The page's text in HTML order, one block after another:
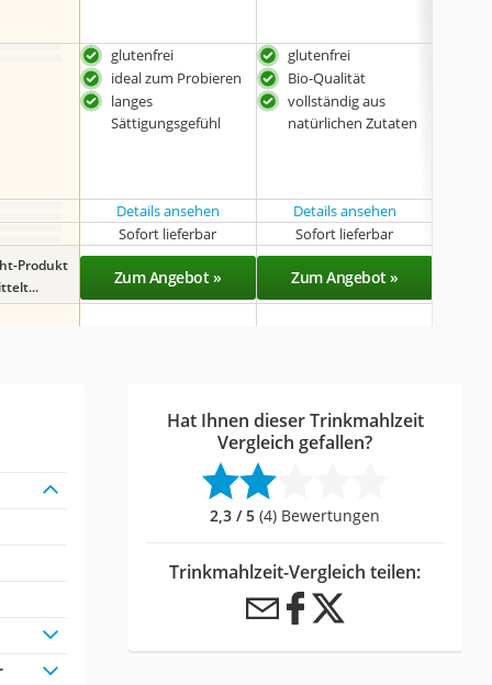
glutenfrei
ideal zum Probieren
langes
Sättigungsgefühl
glutenfrei
Bio-Qualität
vollständig aus
natürlichen Zutaten
Details ansehen Details ansehen
Sofort lieferbar Sofort lieferbar
Produkt
Zum Angebot » Zum Angebot »
Hat Ihnen dieser Trinkmahlzeit
Vergleich gefallen?
2,3 / 5 (4) Bewertungen
Trinkmahlzeit-Vergleich teilen: